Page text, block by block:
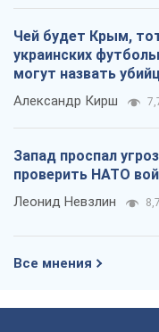
Чей будет Крым,
украинских
могут назвать
Александр Кирш
Запад проспал
проверить НАТО
Леонид Невзлин
Все мнения